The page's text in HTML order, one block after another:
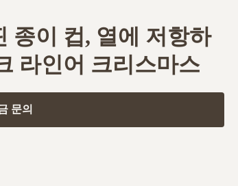
종이 컵, 열에 저항하
라인어 크리스마스
문의